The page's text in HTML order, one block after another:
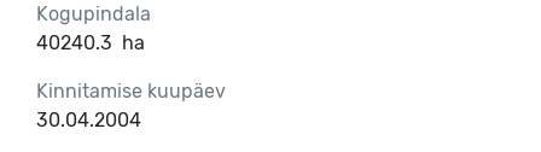
Kogupindala
40240.3 ha
Kinnitamise kuupäev
30.04.2004